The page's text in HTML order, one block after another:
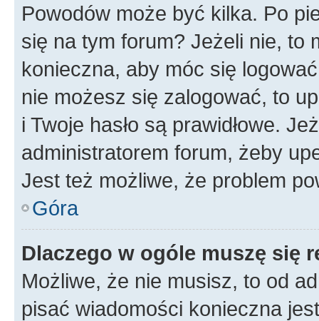
Powodów może być kilka. Po
się na tym forum? Jeżeli nie, to
konieczna, aby móc się
nie możesz się zalogować, to
i Twoje hasło są prawidłowe.
administratorem forum, żeby
Jest też możliwe, że problem
Góra
Dlaczego w ogóle muszę się
Możliwe, że nie musisz, to od
pisać wiadomości konieczna